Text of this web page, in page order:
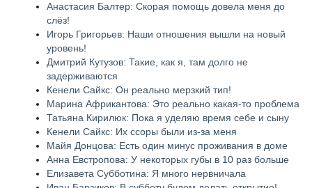
Анастасия Балтер: Скорая помощь довела меня до
слёз!
Игорь Григорьев: Наши отношения вышли на новый
уровень!
Дмитрий Кутузов: Такие, как я, там долго не
задерживаются
Кенели Сайкс: Он реально мерзкий тип!
Марина Африкантова: Это реально какая-то проблема
Татьяна Кирилюк: Пока я уделяю время себе и сыну
Кенели Сайкс: Их ссоры были из-за меня
Майя Донцова: Есть один минус проживания в доме
Анна Евстропова: У некоторых губы в 10 раз больше
Елизавета Субботина: Я много нервничала